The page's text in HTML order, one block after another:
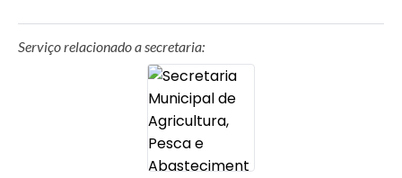
Serviço relacionado a secretaria: